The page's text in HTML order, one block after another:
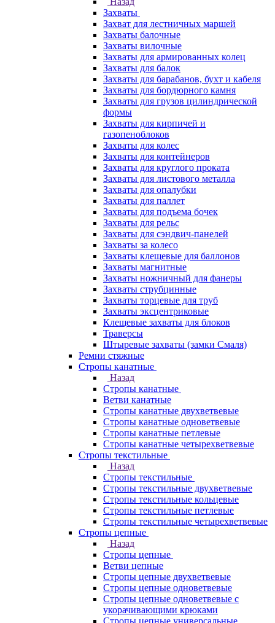
Захваты
Захват для лестничных маршей
Захваты балочные
Захваты вилочные
Захваты для армированных колец
Захваты для балок
Захваты для барабанов, бухт и кабеля
Захваты для бордюрного камня
Захваты для грузов цилиндрической
формы
Захваты для кирпичей и
газопеноблоков
Захваты для колес
Захваты для контейнеров
Захваты для круглого проката
Захваты для листового металла
Захваты для опалубки
Захваты для паллет
Захваты для подъема бочек
Захваты для рельс
Захваты для сэндвич-панелей
Захваты за колесо
Захваты клещевые для баллонов
Захваты магнитные
Захваты ножничный для фанеры
Захваты струбцинные
Захваты торцевые для труб
Захваты эксцентриковые
Клещевые захваты для блоков
Траверсы
Штыревые захваты (замки Смаля)
Ремни стяжные
Стропы канатные
Назад
Стропы канатные
Ветви канатные
Стропы канатные двухветвевые
Стропы канатные одноветвевые
Стропы канатные петлевые
Стропы канатные четырехветвевые
Стропы текстильные
Назад
Стропы текстильные
Стропы текстильные двухветвевые
Стропы текстильные кольцевые
Стропы текстильные петлевые
Стропы текстильные четырехветвевые
Стропы цепные
Назад
Стропы цепные
Ветви цепные
Стропы цепные двухветвевые
Стропы цепные одноветвевые
Стропы цепные одноветвевые с
укорачивающими крюками
Стропы цепные универсальные